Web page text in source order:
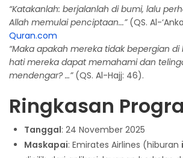
“Katakanlah: berjalanlah di bumi, lalu
Allah memulai penciptaan...”(QS. Al-
Quran.com
“Maka apakah mereka tidak bepergian
hati mereka dapat memahami dan
mendengar? …”(QS. Al-Hajj: 46).
Ringkasan
Tanggal: 24 November 2025
Maskapai: Emirates Airlines (hiburan